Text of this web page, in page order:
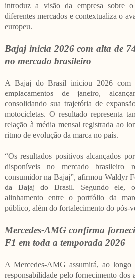
introduz a visão da empresa sobre
diferentes mercados e contextualiza o
europeu.
Bajaj inicia 2026 com alta de
no mercado brasileiro
A Bajaj do Brasil iniciou 2026 com
emplacamentos de janeiro,
consolidando sua trajetória de
motocicletas. O resultado representa
relação à média mensal registrada ao
ritmo de evolução da marca no país.
“Os resultados positivos alcançados
disponíveis no mercado brasileiro
consumidor na Bajaj”, afirmou Waldyr
da Bajaj do Brasil. Segundo ele, o
alinhamento entre o portfólio da
público, além do fortalecimento do
Mercedes-AMG confirma
F1 em toda a temporada 2026
A Mercedes-AMG assumirá, ao longo
responsabilidade pelo fornecimento dos